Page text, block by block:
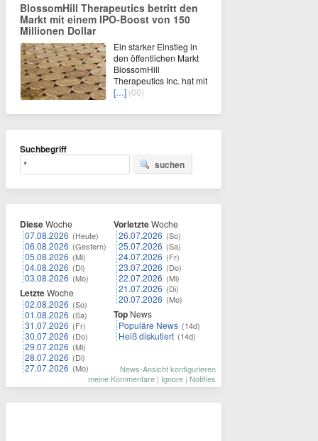
BlossomHill Therapeutics betritt den
Markt mit einem IPO-Boost von 150
Millionen Dollar
Ein starker Einstieg in
den öffentlichen Markt
BlossomHill
Therapeutics Inc. hat mit
[…] (00)
Suchbegriff
suchen
DieseWoche
07.08.2026 (Heute)
06.08.2026 (Gestern)
05.08.2026 (Mi)
04.08.2026 (Di)
03.08.2026 (Mo)
LetzteWoche
02.08.2026 (So)
01.08.2026 (Sa)
31.07.2026 (Fr)
30.07.2026 (Do)
29.07.2026 (Mi)
28.07.2026 (Di)
27.07.2026 (Mo)
VorletzteWoche
26.07.2026 (So)
25.07.2026 (Sa)
24.07.2026 (Fr)
23.07.2026 (Do)
22.07.2026 (Mi)
21.07.2026 (Di)
20.07.2026 (Mo)
Top News
Populäre News (14d)
Heiß diskutiert (14d)
News-Ansicht konfigurieren
meine Kommentare | Ignore | Notifies